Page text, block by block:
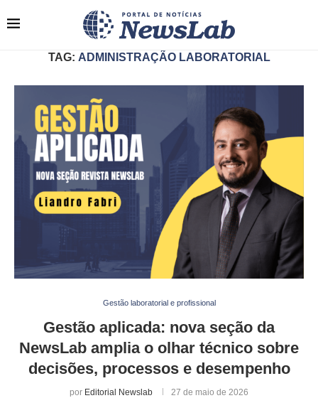
TAG: ADMINISTRAÇÃO LABORATORIAL
Gestão laboratorial e profissional
Gestão aplicada: nova seção da
NewsLab amplia o olhar técnico sobre
decisões, processos e desempenho
por Editorial Newslab 27 de maio de 2026